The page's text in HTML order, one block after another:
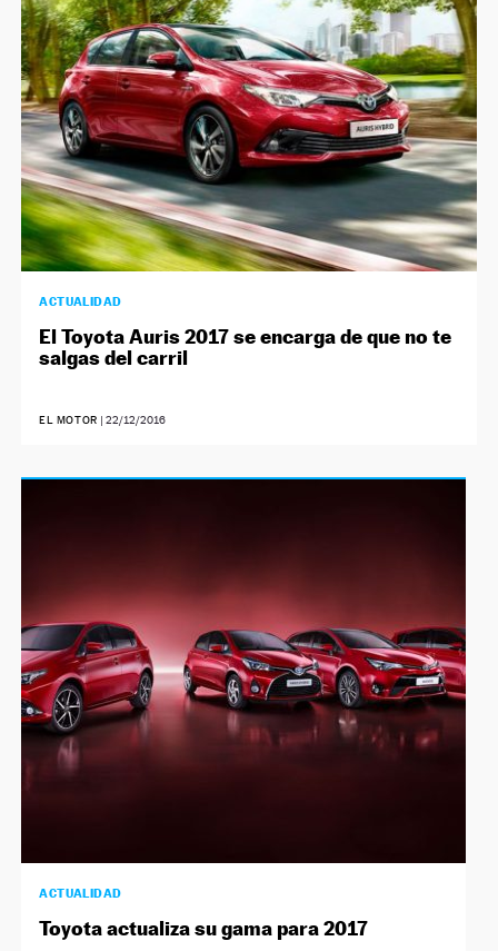
ACTUALIDAD
El Toyota Auris 2017 se encarga de que no te
salgas del carril
EL MOTOR | 22/12/2016
ACTUALIDAD
Toyota actualiza su gama para 2017